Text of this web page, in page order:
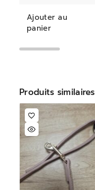
Ajouter au
panier
Produits similaires